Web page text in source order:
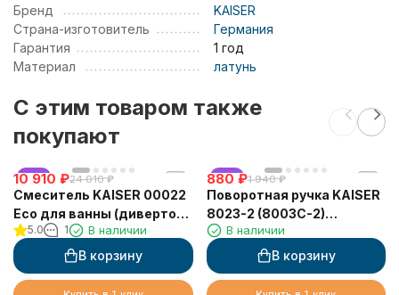
Бренд
KAISER
Страна-изготовитель
Германия
Гарантия
1 год
Материал
латунь
C этим товаром также
покупают
хит
10 910 ₽24 010 ₽
Смеситель KAISER 00022
Eco для ванны (дивертор
6002)
5.0 1 В наличии
В корзину
хит
880 ₽1 940 ₽
Поворотная ручка KAISER
8023-2 (8003C-2)
металлическая слив-
перелива 8003, матовый
чёрный
В наличии
В корзину